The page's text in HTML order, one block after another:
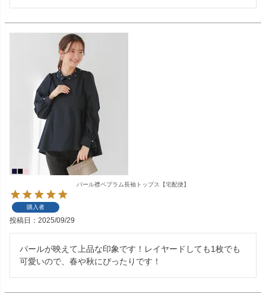
パール襟ペプラム長袖トップス【宅配便】
購入者
投稿日 2025/09/29
パールが映えて上品な印象です！レイヤードしても1枚でも
可愛いので、春や秋にぴったりです！